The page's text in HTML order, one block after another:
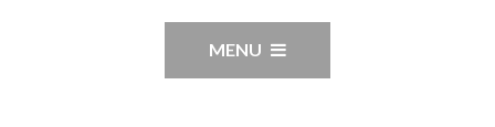
MENU